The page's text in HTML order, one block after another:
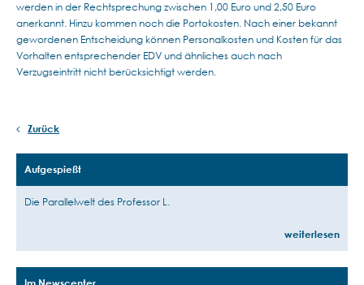
werden in der Rechtsprechung zwischen 1,00 Euro und 2,50 Euro
anerkannt. Hinzu kommen noch die Portokosten. Nach einer bekannt
gewordenen Entscheidung können Personalkosten und Kosten für das
Vorhalten entsprechender EDV und ähnliches auch nach
Verzugseintritt nicht berücksichtigt werden.
Zurück
Aufgespießt
Die Parallelwelt des Professor L.
weiterlesen